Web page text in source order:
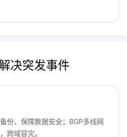
决突发事件
份，保障数据安全；BGP多线网
跨域容灾。